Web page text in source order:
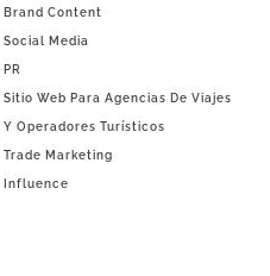
Brand Content
Social Media
PR
Sitio Web Para Agencias De Viajes
Y Operadores Turísticos
Trade Marketing
Influence